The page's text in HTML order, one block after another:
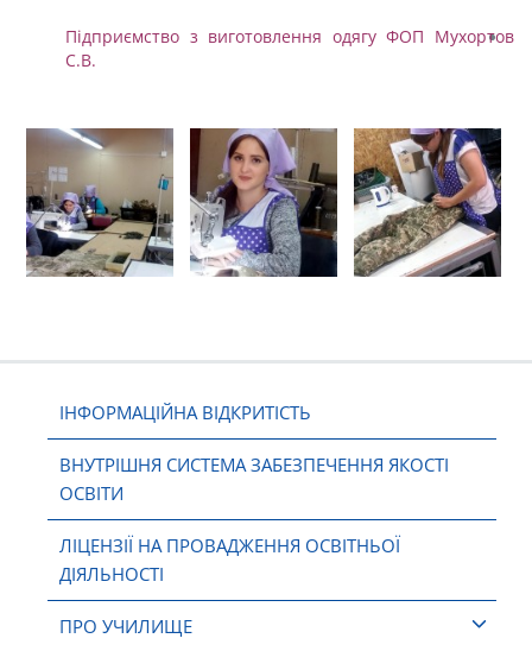
ІНФОРМАЦІЙНА ВІДКРИТІСТЬ
ВНУТРІШНЯ СИСТЕМА ЗАБЕЗПЕЧЕННЯ ЯКОСТІ
ОСВІТИ
ЛІЦЕНЗІЇ НА ПРОВАДЖЕННЯ ОСВІТНЬОЇ
ДІЯЛЬНОСТІ
ПРО УЧИЛИЩЕ
Підприємство з виготовлення одягу ФОП Мухортов
С.В.